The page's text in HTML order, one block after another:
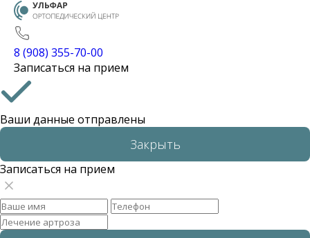
8 (908) 355-70-00
Записаться на прием
Ваши данные отправлены
Закрыть
Записаться на прием